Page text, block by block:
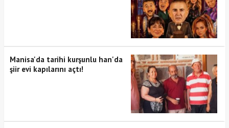
Manisa'da tarihi kurşunlu han'da
şiir evi kapılarını açtı!